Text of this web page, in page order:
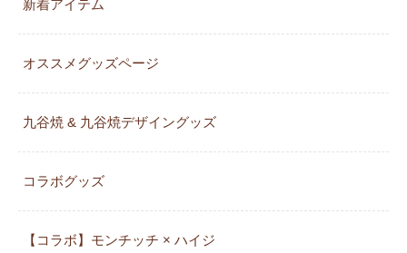
新着アイテム
オススメグッズページ
九谷焼 & 九谷焼デザイングッズ
コラボグッズ
【コラボ】モンチッチ × ハイジ